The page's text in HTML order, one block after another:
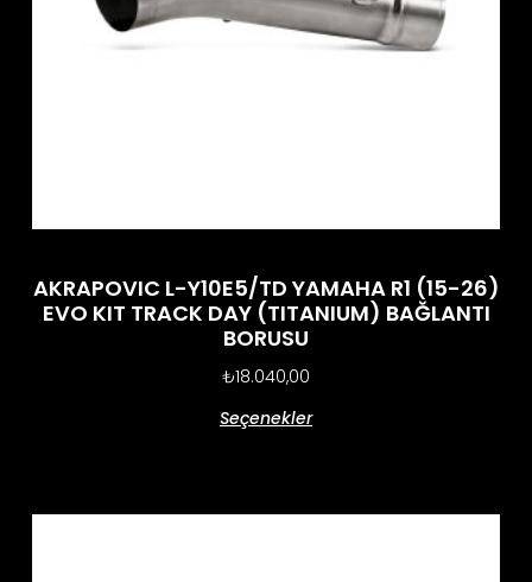
AKRAPOVIC L-Y10E5/TD YAMAHA R1 (15-26)
EVO KIT TRACK DAY (TITANIUM) BAĞLANTI
BORUSU
₺18.040,00
Seçenekler